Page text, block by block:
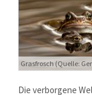
Grasfrosch (Quelle:
Die verborgene